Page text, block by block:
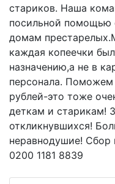
стариков. Наша
посильной помощью
домам
каждая копеечки
назначению,а не в
персонала.
рублей-это тоже
деткам и старикам!
откликнувшихся!
неравнодушие! Сбор
0200 1181 8839